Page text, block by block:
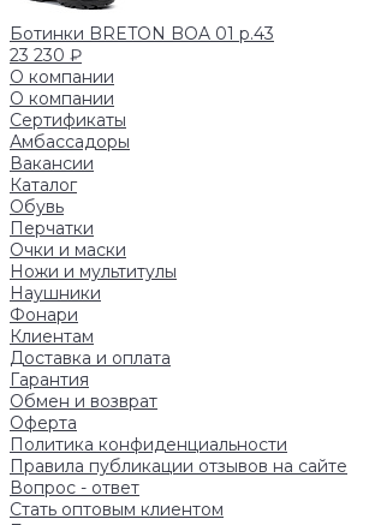
Ботинки BRETON BOA 01 р.43
23 230 ₽
О компании
О компании
Сертификаты
Амбассадоры
Вакансии
Каталог
Обувь
Перчатки
Очки и маски
Ножи и мультитулы
Наушники
Фонари
Клиентам
Доставка и оплата
Гарантия
Обмен и возврат
Оферта
Политика конфиденциальности
Правила публикации отзывов на сайте
Вопрос - ответ
Стать оптовым клиентом